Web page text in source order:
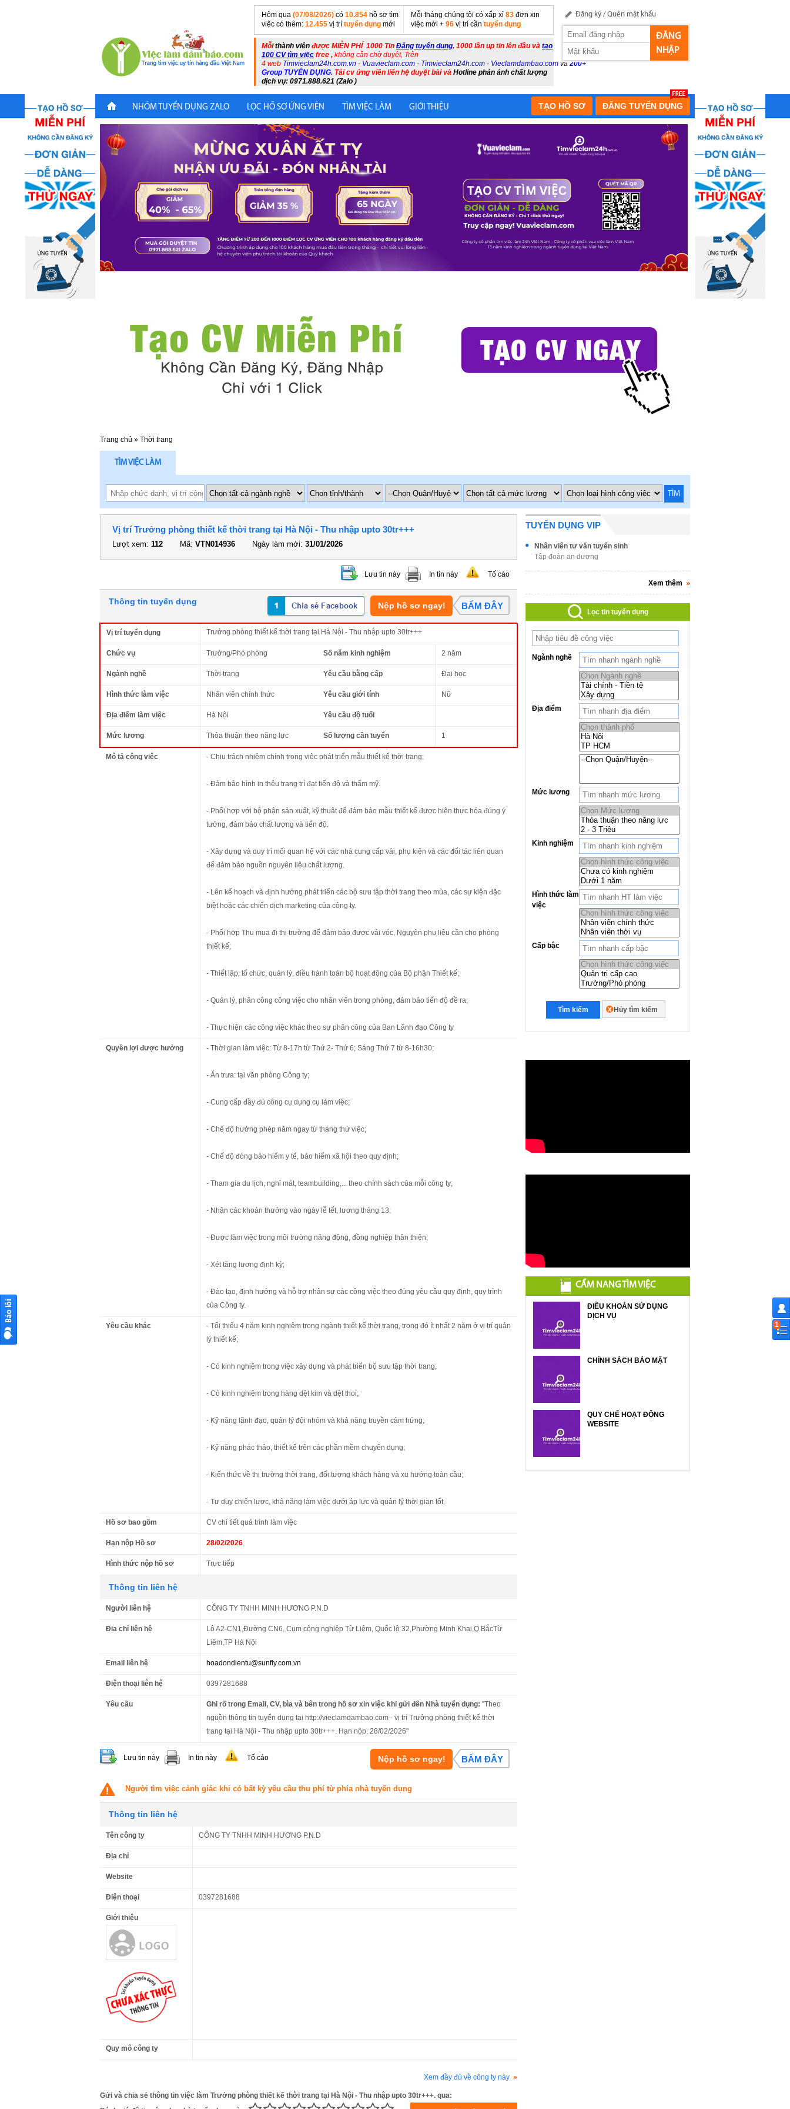
Hôm qua (07/08/2026) có 10.854 hồ sơ tìm
việc có thêm: 12.455 vị trí tuyển dụng mới
Mỗi tháng chúng tôi có xấp xỉ 83 đơn xin
việc mới + 96 vị trí cần tuyển dụng
Mỗithành viên được MIỄN PHÍ 1000 Tin Đăng tuyển dụng, 1000 lần up tin lên đầu và tạo
100 CV tìm việc free , không cần chờ duyệt, Trên
4 web Timvieclam24h.com.vn - Vuavieclam.com - Timvieclam24h.com - Vieclamdambao.com và 200+
Group TUYỂN DỤNG. Tải cv ứng viên liên hệ duyệt bài và Hotline phản ánh chất lượng
dịch vụ: 0971.888.621 (Zalo )
Đăng ký /Quên mật khẩu
ĐĂNG
NHẬP
NHÓM TUYỂN DỤNG ZALO LỌC HỒ SƠ ỨNG VIÊN TÌM VIỆC LÀM GIỚI THIỆU ĐĂNG TUYỂN DỤNG
TẠO HỒ SƠ
Trang chủ » Thời trang
TÌM VIỆC LÀM
TÌM
Vị trí Trưởng phòng thiết kế thời trang tại Hà Nội - Thu nhập upto 30tr+++
Lượt xem: 112 Mã: VTN014936 Ngày làm mới: 31/01/2026
Lưu tin này In tin này Tố cáo
Thông tin tuyển dụng Nộp hồ sơ ngay! BẤM ĐÂY
Vị trí tuyển dụng Trưởng phòng thiết kế thời trang tại Hà Nội - Thu nhập upto 30tr+++
Chức vụ Trưởng/Phó phòng Số năm kinh nghiệm 2 năm
Ngành nghề Thời trang Yêu cầu bằng cấp Đại học
Hình thức làm việc Nhân viên chính thức Yêu cầu giới tính Nữ
Địa điểm làm việc Hà Nội Yêu cầu độ tuổi
Mức lương Thỏa thuận theo năng lực Số lượng cần tuyển 1
Mô tả công việc - Chịu trách nhiệm chính trong việc phát triển mẫu thiết kế thời trang;
- Đảm bảo hình in thêu trang trí đạt tiến độ và thẩm mỹ.
- Phối hợp với bộ phận sản xuất, kỹ thuật để đảm bảo mẫu thiết kế được hiện thực hóa đúng ý
tưởng, đảm bảo chất lượng và tiến độ.
- Xây dựng và duy trì mối quan hệ với các nhà cung cấp vải, phụ kiện và các đối tác liên quan
để đảm bảo nguồn nguyên liệu chất lượng.
- Lên kế hoạch và định hướng phát triển các bộ sưu tập thời trang theo mùa, các sự kiện đặc
biệt hoặc các chiến dịch marketing của công ty.
- Phối hợp Thu mua đi thị trường để đảm bảo được vải vóc, Nguyên phụ liệu cần cho phòng
thiết kế;
- Thiết lập, tổ chức, quản lý, điều hành toàn bộ hoạt động của Bộ phận Thiết kế;
- Quản lý, phân công công việc cho nhân viên trong phòng, đảm bảo tiến độ đề ra;
- Thực hiện các công việc khác theo sự phân công của Ban Lãnh đạo Công ty
Quyền lợi được hưởng - Thời gian làm việc: Từ 8-17h từ Thứ 2- Thứ 6; Sáng Thứ 7 từ 8-16h30;
- Ăn trưa: tại văn phòng Công ty;
- Cung cấp đầy đủ công cụ dụng cụ làm việc;
- Chế độ hưởng phép năm ngay từ tháng thử việc;
- Chế độ đóng bảo hiểm y tế, bảo hiểm xã hội theo quy định;
- Tham gia du lịch, nghỉ mát, teambuilding,... theo chính sách của mỗi công ty;
- Nhận các khoản thưởng vào ngày lễ tết, lương tháng 13;
- Được làm việc trong môi trường năng động, đồng nghiệp thân thiện;
- Xét tăng lương định kỳ;
- Đào tạo, định hướng và hỗ trợ nhân sự các công việc theo đúng yêu cầu quy định, quy trình
của Công ty.
Yêu cầu khác
- Tối thiểu 4 năm kinh nghiệm trong ngành thiết kế thời trang, trong đó ít nhất 2 năm ở vị trí quản
lý thiết kế;
- Có kinh nghiệm trong việc xây dựng và phát triển bộ sưu tập thời trang;
- Có kinh nghiệm trong hàng dệt kim và dệt thoi;
- Kỹ năng lãnh đạo, quản lý đội nhóm và khả năng truyền cảm hứng;
- Kỹ năng phác thảo, thiết kế trên các phần mềm chuyên dụng;
- Kiến thức về thị trường thời trang, đối tượng khách hàng và xu hướng toàn cầu;
- Tư duy chiến lược, khả năng làm việc dưới áp lực và quản lý thời gian tốt.
Hồ sơ bao gồm CV chi tiết quá trình làm việc
Hạn nộp Hồ sơ 28/02/2026
Hình thức nộp hồ sơ Trực tiếp
Thông tin liên hệ
Người liên hệ CÔNG TY TNHH MINH HƯƠNG P.N.D
Địa chỉ liên hệ
Lô A2-CN1,Đường CN6, Cụm công nghiệp Từ Liêm, Quốc lộ 32,Phường Minh Khai,Q BắcTừ
Liêm,TP Hà Nội
Email liên hệ hoadondientu@sunfly.com.vn
Điện thoại liên hệ 0397281688
Yêu cầu Ghi rõ trong Email, CV, bìa và bên trong hồ sơ xin việc khi gửi đến Nhà tuyển dụng: "Theo
nguồn thông tin tuyển dụng tại http://vieclamdambao.com - vị trí Trưởng phòng thiết kế thời
trang tại Hà Nội - Thu nhập upto 30tr+++. Hạn nộp: 28/02/2026"
Lưu tin này In tin này Tố cáo Nộp hồ sơ ngay! BẤM ĐÂY
Người tìm việc cảnh giác khi có bất kỳ yêu cầu thu phí từ phía nhà tuyển dụng
Thông tin liên hệ
Tên công ty CÔNG TY TNHH MINH HƯƠNG P.N.D
Địa chỉ
Website
Điện thoại 0397281688
Giới thiệu
Quy mô công ty
Xem đầy đủ về công ty này
Gửi và chia sẻ thông tin việc làm Trưởng phòng thiết kế thời trang tại Hà Nội - Thu nhập upto 30tr+++. qua:
TUYỂN DỤNG VIP
Nhân viên tư vấn tuyển sinh
Tập đoàn an dương
Xem thêm
Lọc tin tuyển dụng
Ngành nghề
Địa điểm
Mức lương
Kinh nghiệm
Hình thức làm
việc
Cấp bậc
Tìm kiếm Hủy tìm kiếm
CẨM NANG TÌM VIỆC
ĐIỀU KHOẢN SỬ DỤNG
DỊCH VỤ
CHÍNH SÁCH BẢO MẬT
QUY CHẾ HOẠT ĐỘNG
WEBSITE
1